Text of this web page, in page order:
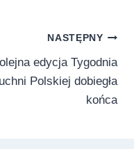
NASTĘPNY
edycja Tygodnia
Polskiej dobiegła
końca